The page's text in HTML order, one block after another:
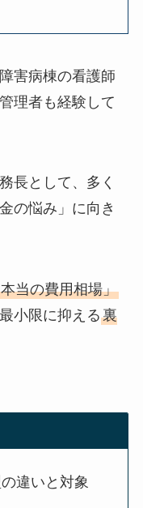
害病棟の看護師
理者も経験して
長として、多く
の悩み」に向き
当の費用相場」
小限に抑える裏
違いと対象